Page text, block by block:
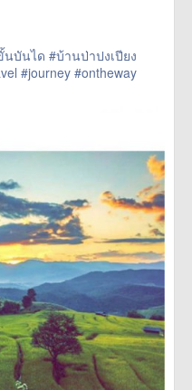
นบันได #บ้านป่าปงเปียง
#journey #ontheway